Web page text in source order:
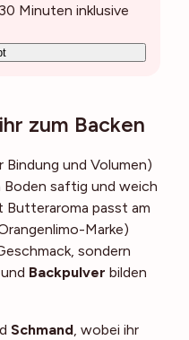
Minuten inklusive
zum Backen
Bindung und Volumen)
Boden saftig und weich
Butteraroma passt am
Marke)
sondern
und Backpulver bilden
Schmand, wobei ihr